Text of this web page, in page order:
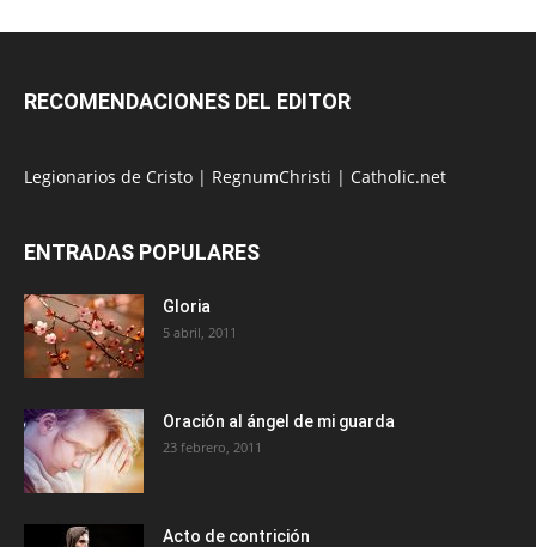
RECOMENDACIONES DEL EDITOR
Legionarios de Cristo | RegnumChristi | Catholic.net
ENTRADAS POPULARES
Gloria
5 abril, 2011
Oración al ángel de mi guarda
23 febrero, 2011
Acto de contrición